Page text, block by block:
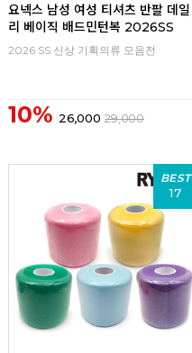
요넥스 남성 여성 티셔츠 반팔 데일
리 베이직 배드민턴복 2026SS
2026 SS 신상 기획의류 모음전
10% 26,000 29,000
BEST
17